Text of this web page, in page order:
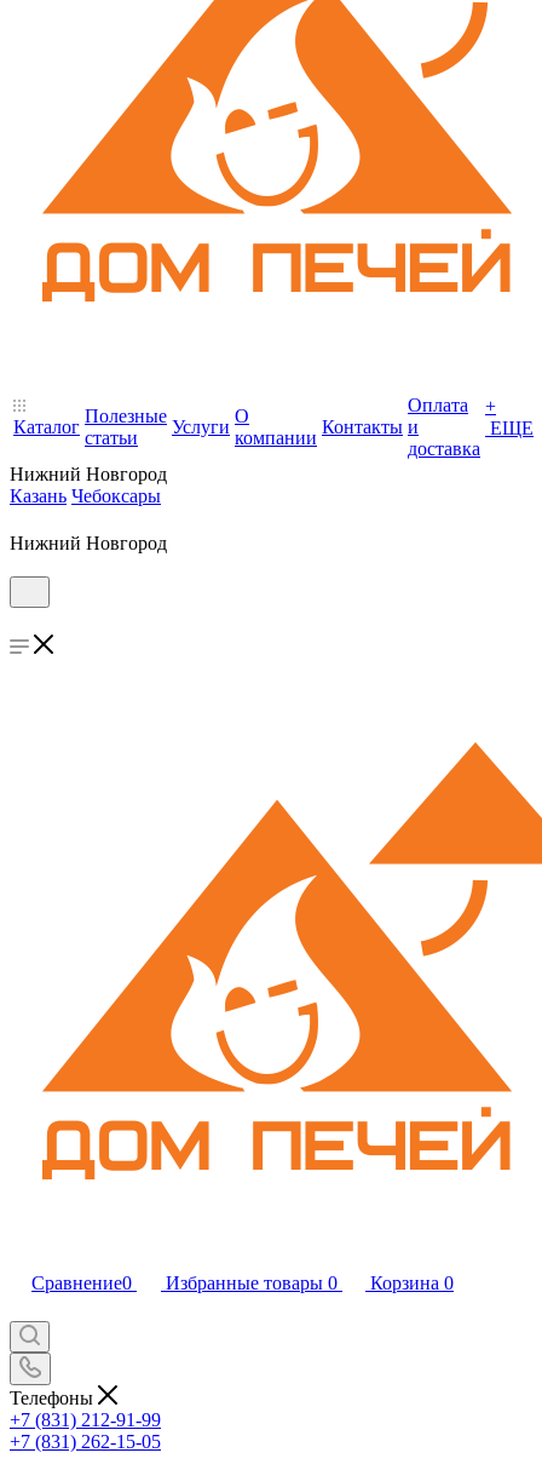
Каталог
Полезные
статьи
Услуги
О
компании
Контакты
Оплата
и
доставка
+
ЕЩЕ
Нижний Новгород
Казань Чебоксары
Нижний Новгород
Сравнение0 Избранные товары 0 Корзина 0
Телефоны
+7 (831) 212-91-99
+7 (831) 262-15-05